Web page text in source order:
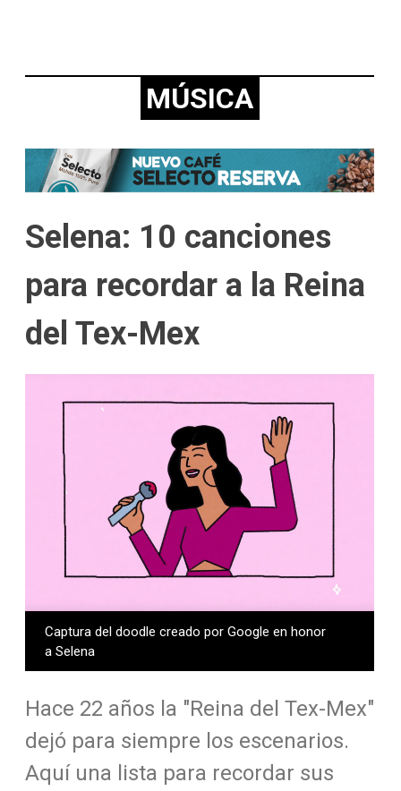
MÚSICA
Selena: 10 canciones
para recordar a la Reina
del Tex-Mex
Captura del doodle creado por Google en honor
a Selena
Hace 22 años la "Reina del Tex-Mex"
dejó para siempre los escenarios.
Aquí una lista para recordar sus